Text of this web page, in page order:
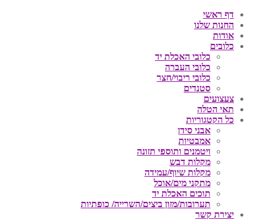
דף ראשי
החנות שלנו
אודות
כלובים
כלובי האכלת יד
כלובי העברה
כלובי ריבוי/חצר
סטנדים
צעצועים
תאי הטלה
כל הקטגוריות
אבני סידן
אמבטיות
ויטמנים ותוספי תזונה
מקלות דבש
מקלות שיוף/עמידה
מתקני מים/אוכל
תוכים האכלת יד
תערובות/מזון ביצים/השרייה/ כופתיות
יצירת קשר